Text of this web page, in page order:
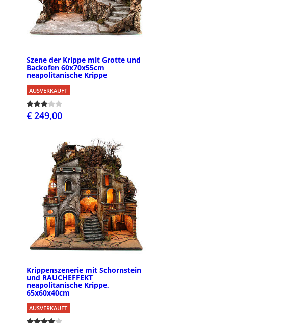
Szene der Krippe mit Grotte und
Backofen 60x70x55cm
neapolitanische Krippe
AUSVERKAUFT
€ 249,00
Krippenszenerie mit Schornstein
und RAUCHEFFEKT
neapolitanische Krippe,
65x60x40cm
AUSVERKAUFT